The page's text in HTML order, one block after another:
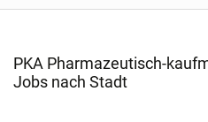
PKA Pharmazeutisch-
Jobs nach Stadt